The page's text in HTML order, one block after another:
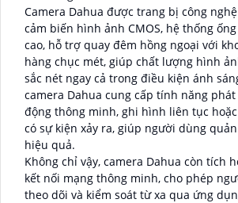
Camera Dahua được trang bị công
cảm biến hình ảnh CMOS, hệ thống
cao, hỗ trợ quay đêm hồng ngoại với
hàng chục mét, giúp chất lượng hình
sắc nét ngay cả trong điều kiện ánh
camera Dahua cung cấp tính năng
động thông minh, ghi hình liên tục
có sự kiện xảy ra, giúp người dùng
hiệu quả.
Không chỉ vậy, camera Dahua còn tích
kết nối mạng thông minh, cho phép
theo dõi và kiểm soát từ xa qua ứng